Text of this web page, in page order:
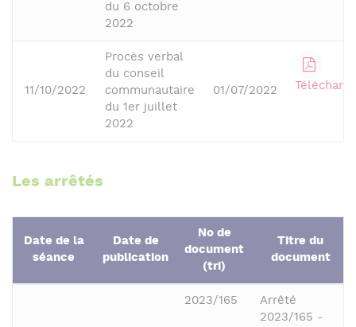
du 6 octobre
2022
11/10/2022
Procès verbal
du conseil
communautaire
du 1er juillet
2022
01/07/2022
Les arrêtés
Date de la
séance
Date de
publication
No de
document
(tri)
Titre du
document
2023/165
Arrêté
2023/165 -